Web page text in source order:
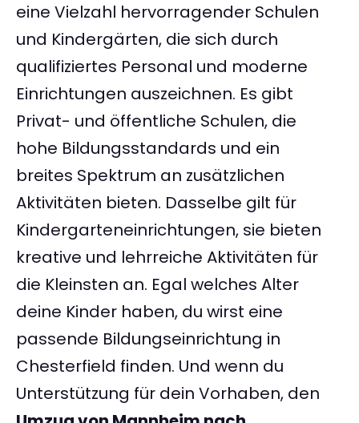
eine Vielzahl hervorragender Schulen
und Kindergärten, die sich durch
qualifiziertes Personal und moderne
Einrichtungen auszeichnen. Es gibt
Privat- und öffentliche Schulen, die
hohe Bildungsstandards und ein
breites Spektrum an zusätzlichen
Aktivitäten bieten. Dasselbe gilt für
Kindergarteneinrichtungen, sie bieten
kreative und lehrreiche Aktivitäten für
die Kleinsten an. Egal welches Alter
deine Kinder haben, du wirst eine
passende Bildungseinrichtung in
Chesterfield finden. Und wenn du
Unterstützung für dein Vorhaben, den